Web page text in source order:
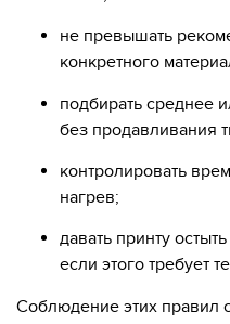
не превышать
конкретного
подбирать среднее
без продавливания
контролировать
нагрев;
давать принту
если этого требует
Соблюдение этих правил